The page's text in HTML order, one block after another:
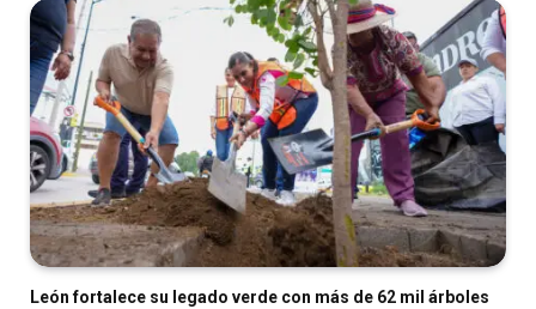
León fortalece su legado verde con más de 62 mil árboles